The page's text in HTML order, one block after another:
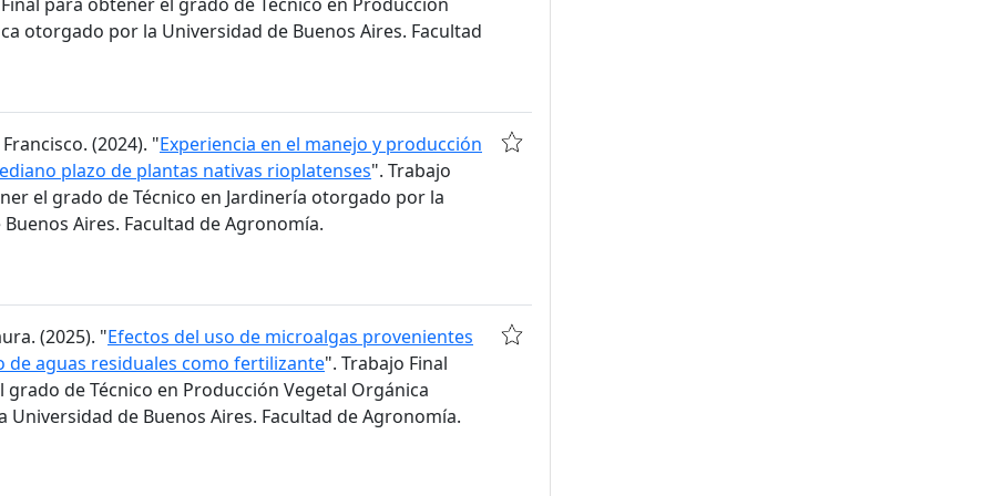
otorgado por la Universidad de Buenos Aires. Facultad
(2024). "Experiencia en el manejo y producción
plazo de plantas nativas rioplatenses". Trabajo
el grado de Técnico en Jardinería otorgado por la
Aires. Facultad de Agronomía.
(2025). "Efectos del uso de microalgas provenientes
de aguas residuales como fertilizante". Trabajo Final
de Técnico en Producción Vegetal Orgánica
de Buenos Aires. Facultad de Agronomía.